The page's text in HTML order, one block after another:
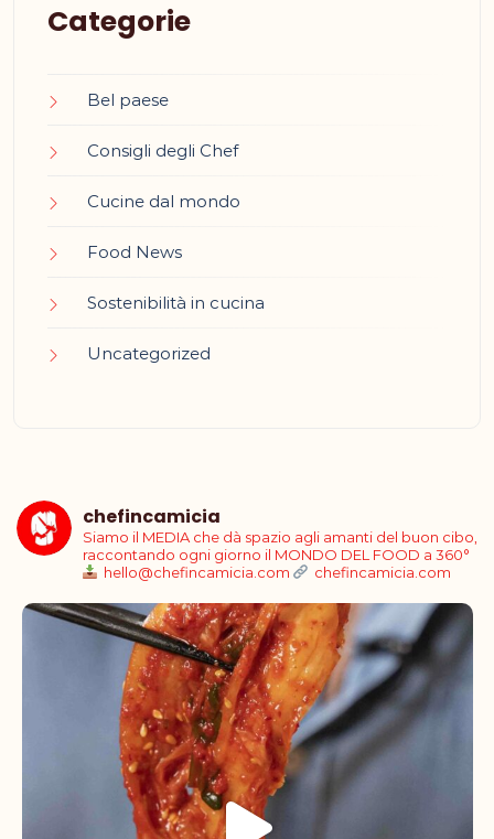
Categorie
Bel paese
Consigli degli Chef
Cucine dal mondo
Food News
Sostenibilità in cucina
Uncategorized
chefincamicia
Siamo il MEDIA che dà spazio agli amanti del buon cibo,
raccontando ogni giorno il MONDO DEL FOOD a 360°
hello@chefincamicia.com
chefincamicia.com